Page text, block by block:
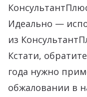
Идеально —
из
Кстати,
года нужно
обжаловании в